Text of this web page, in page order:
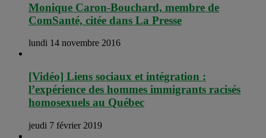
Monique Caron-Bouchard, membre de
ComSanté, citée dans La Presse
lundi 14 novembre 2016
[Vidéo] Liens sociaux et intégration :
l’expérience des hommes immigrants racisés
homosexuels au Québec
jeudi 7 février 2019